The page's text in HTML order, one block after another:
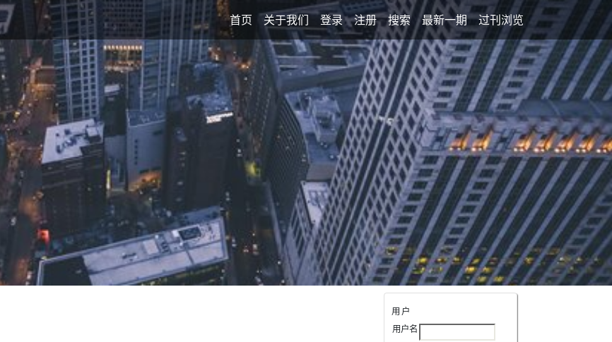
首页 关于我们 登录 注册 搜索 最新一期 过刊浏览
用户
用户名